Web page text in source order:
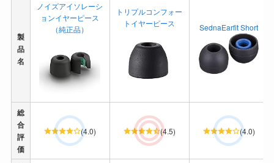
製
品
名
ノイズアイソレーシ
ョンイヤーピース
（純正品）
トリプルコンフォー
トイヤーピース
SednaEarfit Short
総
合
評
価
(4.0) (4.5) (4.0)